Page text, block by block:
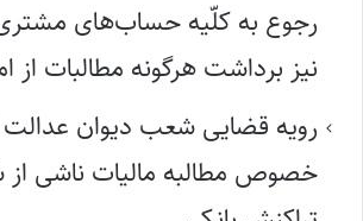
رجوع به کلّیه حساب‌های
نیز برداشت هرگونه مطالبات از
رویه قضایی شعب دیوان عدالت
خصوص مطالبه مالیات ناشی از